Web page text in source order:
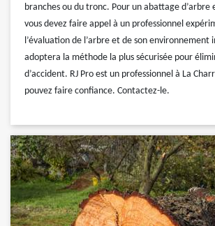
branches ou du tronc. Pour un abattage d’arbre
vous devez faire appel à un professionnel
l’évaluation de l’arbre et de son environnement
adoptera la méthode la plus sécurisée pour
d’accident. RJ Pro est un professionnel à La
pouvez faire confiance. Contactez-le.